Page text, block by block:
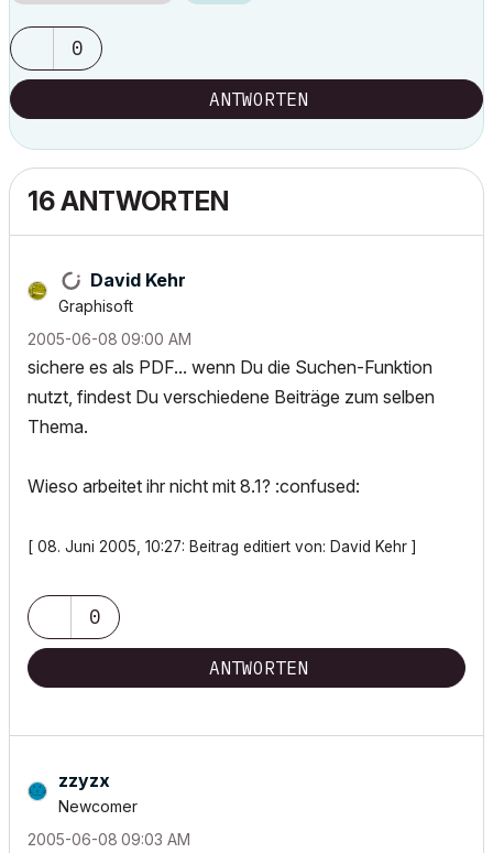
0
ANTWORTEN
16 ANTWORTEN
David Kehr
Graphisoft
‎2005-06-08 09:00 AM
sichere es als PDF... wenn Du die Suchen-Funktion
nutzt, findest Du verschiedene Beiträge zum selben
Thema.
Wieso arbeitet ihr nicht mit 8.1? :confused:
[ 08. Juni 2005, 10:27: Beitrag editiert von: David Kehr ]
0
ANTWORTEN
zzyzx
Newcomer
‎2005-06-08 09:03 AM